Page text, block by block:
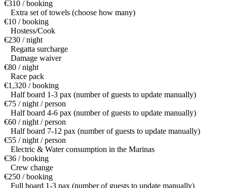
€310 / booking
Extra set of towels (choose how many)
€10 / booking
Hostess/Cook
€230 / night
Regatta surcharge
Damage waiver
€80 / night
Race pack
€1,320 / booking
Half board 1-3 pax (number of guests to update manually)
€75 / night / person
Half board 4-6 pax (number of guests to update manually)
€60 / night / person
Half board 7-12 pax (number of guests to update manually)
€55 / night / person
Electric & Water consumption in the Marinas
€36 / booking
Crew change
€250 / booking
Full board 1-3 pax (number of guests to update manually)